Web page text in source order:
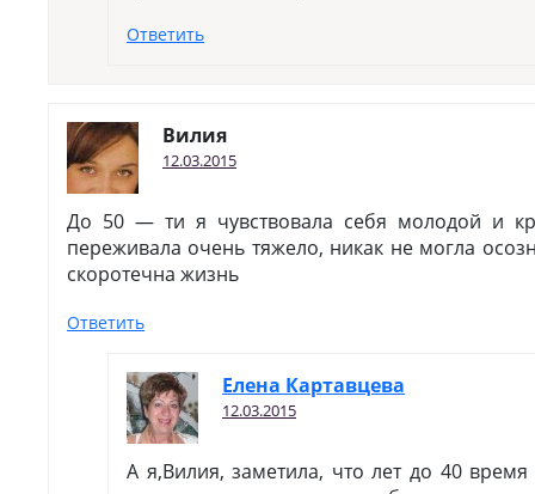
Ответить
Вилия
12.03.2015
До 50 — ти я чувствовала себя молодой и
переживала очень тяжело, никак не могла
скоротечна жизнь
Ответить
Елена Картавцева
12.03.2015
А я,Вилия, заметила, что лет до 40